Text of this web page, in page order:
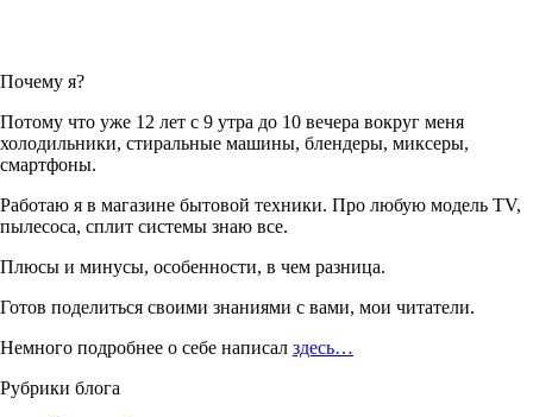
Почему я?
Потому что уже 12 лет с 9 утра до 10 вечера вокруг меня
холодильники, стиральные машины, блендеры, миксеры,
смартфоны.
Работаю я в магазине бытовой техники. Про любую модель TV,
пылесоса, сплит системы знаю все.
Плюсы и минусы, особенности, в чем разница.
Готов поделиться своими знаниями с вами, мои читатели.
Немного подробнее о себе написал здесь…
Рубрики блога